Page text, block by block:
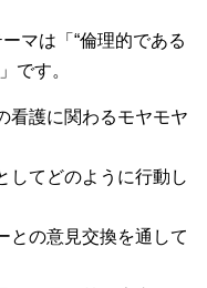
マは「“倫理的である
です。
看護に関わるモヤモヤ
してどのように行動し
との意見交換を通して